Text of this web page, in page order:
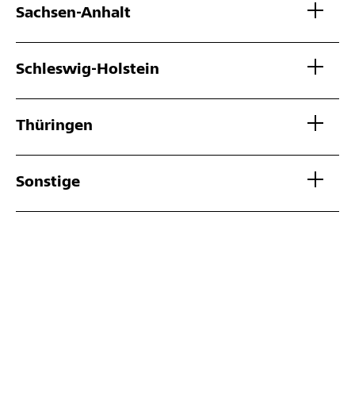
Sachsen-Anhalt
Schleswig-Holstein
Thüringen
Sonstige